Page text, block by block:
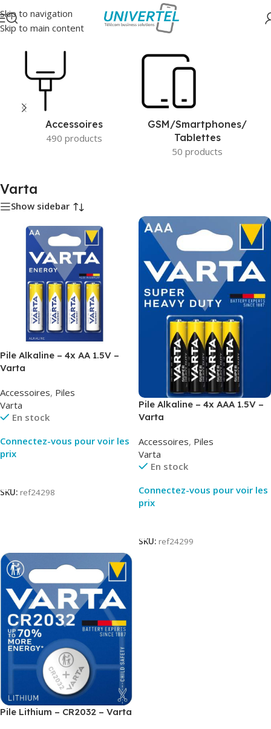
Skip to navigation
Skip to main content
Accueil /Varta
Accessoires
490 products
GSM/Smartphones/
Tablettes
50 products
Varta
Show sidebar
Pile Alkaline – 4x AA 1.5V –
Varta
Accessoires, Piles
Varta
En stock
Connectez-vous pour voir les
prix
SKU: ref24298
Pile Alkaline – 4x AAA 1.5V –
Varta
Accessoires, Piles
Varta
En stock
Connectez-vous pour voir les
prix
SKU: ref24299
Pile Lithium – CR2032 – Varta